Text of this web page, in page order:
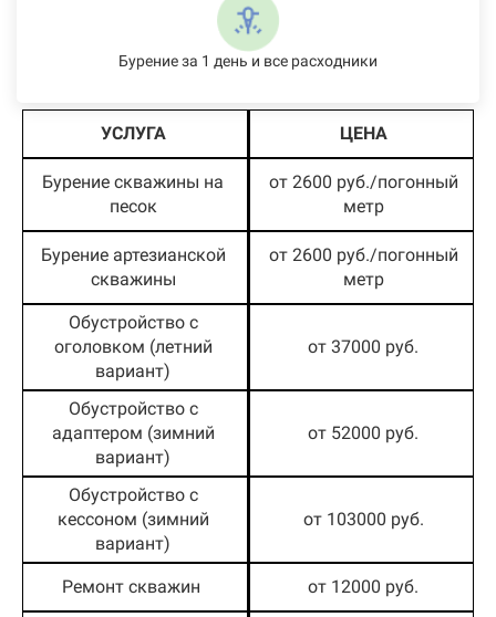
Бурение за 1 день и все расходники
УСЛУГА ЦЕНА
Бурение скважины на
песок
от 2600 руб./погонный
метр
Бурение артезианской
скважины
от 2600 руб./погонный
метр
Обустройство с
оголовком (летний
вариант)
от 37000 руб.
Обустройство с
адаптером (зимний
вариант)
от 52000 руб.
Обустройство с
кессоном (зимний
вариант)
от 103000 руб.
Ремонт скважин от 12000 руб.